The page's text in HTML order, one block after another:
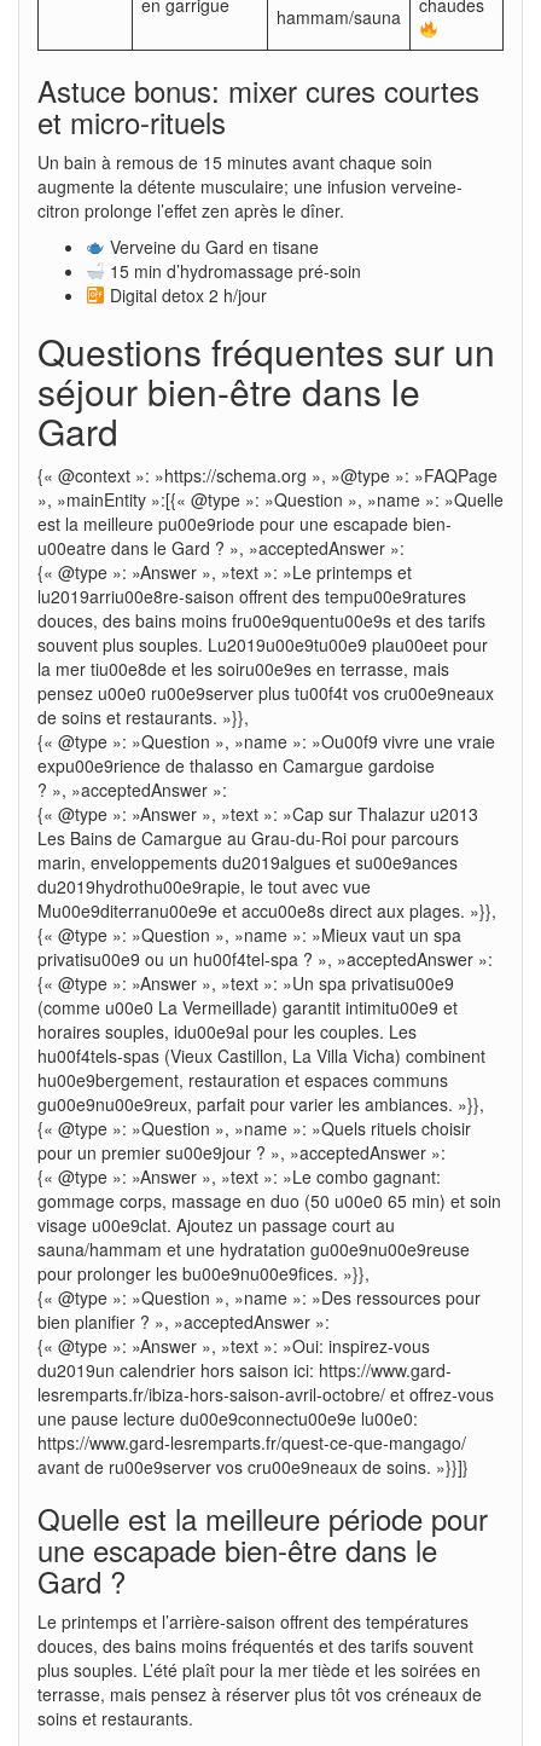
hammam/sauna
Astuce bonus: mixer cures courtes
et micro-rituels
Un bain à remous de 15 minutes avant chaque soin
augmente la détente musculaire; une infusion verveine-
citron prolonge l’effet zen après le dîner.
Verveine du Gard en tisane
15 min d’hydromassage pré-soin
Digital detox 2 h/jour
Questions fréquentes sur un
séjour bien-être dans le
Gard
{« @context »: »https://schema.org », »@type »: »FAQPage
», »mainEntity »:[{« @type »: »Question », »name »: »Quelle
est la meilleure pu00e9riode pour une escapade bien-
u00eatre dans le Gard ? », »acceptedAnswer »:
{« @type »: »Answer », »text »: »Le printemps et
lu2019arriu00e8re-saison offrent des tempu00e9ratures
douces, des bains moins fru00e9quentu00e9s et des tarifs
souvent plus souples. Lu2019u00e9tu00e9 plau00eet pour
la mer tiu00e8de et les soiru00e9es en terrasse, mais
pensez u00e0 ru00e9server plus tu00f4t vos cru00e9neaux
de soins et restaurants. »}},
{« @type »: »Question », »name »: »Ou00f9 vivre une vraie
expu00e9rience de thalasso en Camargue gardoise
? », »acceptedAnswer »:
{« @type »: »Answer », »text »: »Cap sur Thalazur u2013
Les Bains de Camargue au Grau-du-Roi pour parcours
marin, enveloppements du2019algues et su00e9ances
du2019hydrothu00e9rapie, le tout avec vue
Mu00e9diterranu00e9e et accu00e8s direct aux plages. »}},
{« @type »: »Question », »name »: »Mieux vaut un spa
privatisu00e9 ou un hu00f4tel-spa ? », »acceptedAnswer »:
{« @type »: »Answer », »text »: »Un spa privatisu00e9
(comme u00e0 La Vermeillade) garantit intimitu00e9 et
horaires souples, idu00e9al pour les couples. Les
hu00f4tels-spas (Vieux Castillon, La Villa Vicha) combinent
hu00e9bergement, restauration et espaces communs
gu00e9nu00e9reux, parfait pour varier les ambiances. »}},
{« @type »: »Question », »name »: »Quels rituels choisir
pour un premier su00e9jour ? », »acceptedAnswer »:
{« @type »: »Answer », »text »: »Le combo gagnant:
gommage corps, massage en duo (50 u00e0 65 min) et soin
visage u00e9clat. Ajoutez un passage court au
sauna/hammam et une hydratation gu00e9nu00e9reuse
pour prolonger les bu00e9nu00e9fices. »}},
{« @type »: »Question », »name »: »Des ressources pour
bien planifier ? », »acceptedAnswer »:
{« @type »: »Answer », »text »: »Oui: inspirez-vous
du2019un calendrier hors saison ici: https://www.gard-
lesremparts.fr/ibiza-hors-saison-avril-octobre/ et offrez-vous
une pause lecture du00e9connectu00e9e lu00e0:
https://www.gard-lesremparts.fr/quest-ce-que-mangago/
avant de ru00e9server vos cru00e9neaux de soins. »}}]}
Quelle est la meilleure période pour
une escapade bien-être dans le
Gard ?
Le printemps et l’arrière-saison offrent des températures
douces, des bains moins fréquentés et des tarifs souvent
plus souples. L’été plaît pour la mer tiède et les soirées en
terrasse, mais pensez à réserver plus tôt vos créneaux de
soins et restaurants.